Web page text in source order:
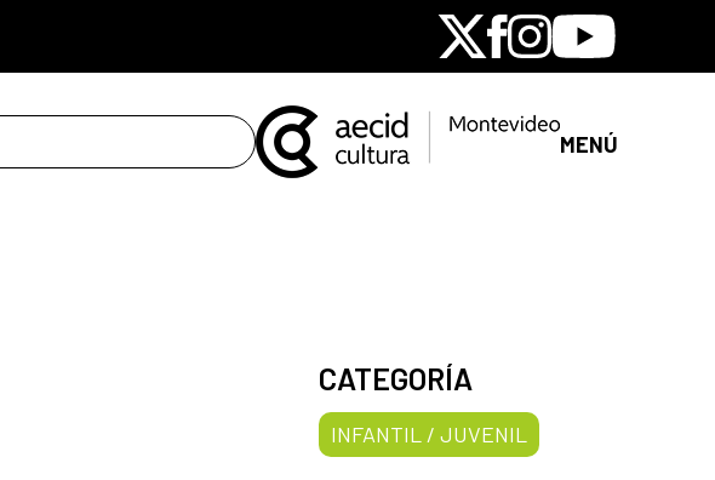
X Facebook
Instagram
Youtube
MENÚ
CATEGORÍA
INFANTIL / JUVENIL